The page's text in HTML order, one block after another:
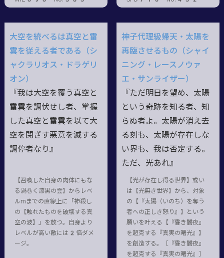
大空を統べるは真空と雷
雲を従える者である（シ
ャクラリオス・ドラゲリ
オン）
『我は大空を覆う真空と
雷雲を調伏せし者、掌握
した真空と雷雲を以て大
空を閉ざす悪意を滅する
調停者なり』
【召喚した自身の肉体にもな
る渦巻く漆黒の雲】からレベ
ルmまでの直線上に「神殺し
の【触れたものを破壊する真
空の波】」を放つ。自身より
レベルが高い敵には2倍ダメ
ージ。
神子代理級帰天・太陽を
再臨させるもの（シャイ
ニング・レースノウァ
エ・サンライザー）
『ただ明日を望め、太陽
という奇跡を知る者、知
らぬ者よ。太陽が消え去
る刻も、太陽が存在しな
い界も、我は否定する。
ただ、光あれ』
【光が存在し得る世界】或い
は【光無き世界】から、対象
の【『太陽（いのち）を奪う
者への正しき怒り』】という
願いを叶える【『昏き闇夜』
を超克する『真実の曙光』】
を創造する。［『昏き闇夜』
を超克する『真実の曙光』］